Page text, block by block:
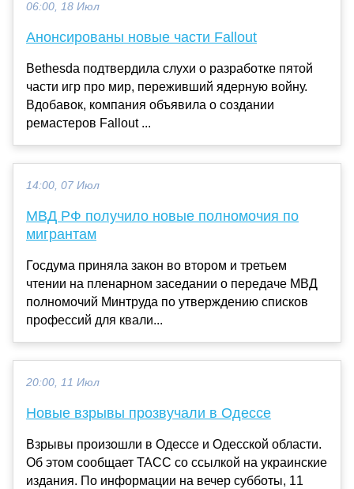
06:00, 18 Июл
Анонсированы новые части Fallout
Bethesda подтвердила слухи о разработке пятой
части игр про мир, переживший ядерную войну.
Вдобавок, компания объявила о создании
ремастеров Fallout ...
14:00, 07 Июл
МВД РФ получило новые полномочия по
мигрантам
Госдума приняла закон во втором и третьем
чтении на пленарном заседании о передаче МВД
полномочий Минтруда по утверждению списков
профессий для квали...
20:00, 11 Июл
Новые взрывы прозвучали в Одессе
Взрывы произошли в Одессе и Одесской области.
Об этом сообщает ТАСС со ссылкой на украинские
издания. По информации на вечер субботы, 11